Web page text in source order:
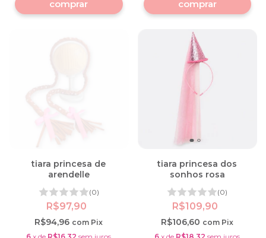
tiara princesa de
arendelle
(0)
R$97,90
R$94,96 com Pix
tiara princesa dos
sonhos rosa
(0)
R$109,90
R$106,60 com Pix